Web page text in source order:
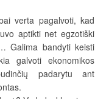
verta pagalvoti, kad
aptikti net egzotiški
Galima bandyti keisti
galvoti ekonomikos
padarytu ant